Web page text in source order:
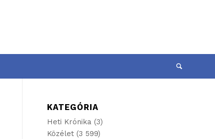
KATEGÓRIA
Heti Krónika (3)
Közélet (3 599)